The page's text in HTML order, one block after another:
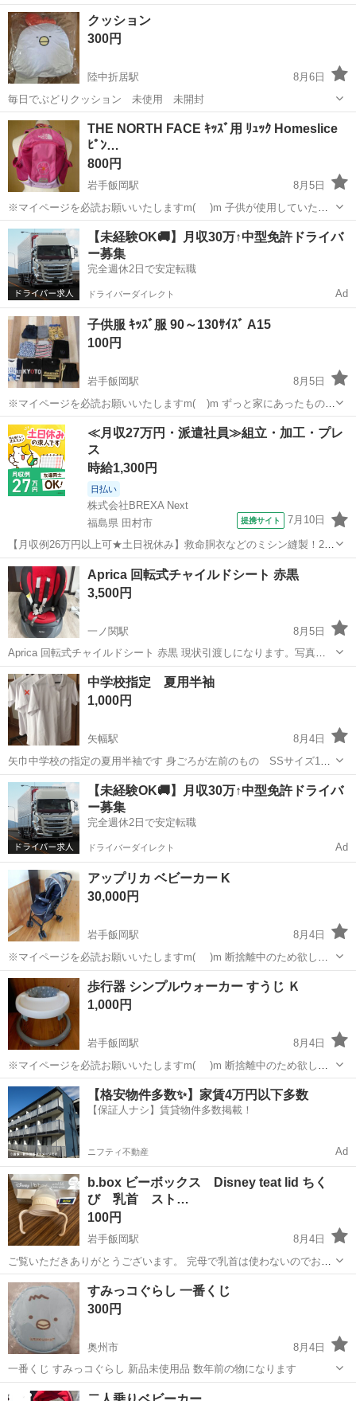
クッション
300円
陸中折居駅
8月6日
毎日でぶどりクッション 未使用 未開封
岩手 奥州市 ベビー用品
THE NORTH FACE ｷｯｽﾞ用 ﾘｭｯｸ Homeslice
ﾋﾟﾝ…
800円
岩手飯岡駅
8月5日
※マイページを必読お願いいたしますm(_ _)m 子供が使用していたの
で中古品です。 シミなどあるかもしれません。 欲しい方にお譲りしま
す。 よろしくお願いします(^-^) その他にも色々出品してい...
岩手 盛岡市 岩手飯岡駅 キッズ用品
【未経験OK🚚】月収30万↑中型免許ドライバ
ー募集
完全週休2日で安定転職
ドライバーダイレクト Ad
子供服 ｷｯｽﾞ服 90～130ｻｲｽﾞ A15
100円
岩手飯岡駅
8月5日
※マイページを必読お願いいたしますm(__)m ずっと家にあったもので
す。 断捨離中のため欲しい方にお譲りします。 よろしくお願いします
(^-^) その他にも色々出品していますのでよろしくお願いします...
岩手 盛岡市 岩手飯岡駅 キッズ用品
≪月収27万円・派遣社員≫組立・加工・プレ
ス
時給1,300円
日払い
株式会社BREXA Next
福島県 田村市
提携サイト 7月10日
【月収例26万円以上可★土日祝休み】救命胴衣などのミシン縫製！20
代～50代の男女大活躍中★日払い制度あり！マイカー通勤OK＆無料駐
車場完備！食堂利用可★交通費支給◎《福島県田村市》 人気の工場の
お仕事 ◇救命胴衣などのミ...
福島 田村市 その他
Aprica 回転式チャイルドシート 赤黒
3,500円
一ノ関駅
8月5日
Aprica 回転式チャイルドシート 赤黒 現状引渡しになります。写真に
て確認お願いします。 日焼け、傷、シール剥がれなどあります。 中古
品にご理解ある方お取引よろしくお願いします。 ご自身でカバー等洗
濯お願いします。 ...
岩手 一関市 一ノ関駅 ベビー用品
中学校指定 夏用半袖
1,000円
矢幅駅
8月4日
矢巾中学校の指定の夏用半袖です 身ごろが左前のもの SSサイズ1
枚・Sサイズ11枚 身ごろが右前のもの Sサイズ1枚 1枚のお値段が
1000円でございます used品ですが、まだまだ着られます used品にご
理解いただけます方へ
岩手 紫波郡 矢幅駅 子供用品 矢巾
【未経験OK🚚】月収30万↑中型免許ドライバ
ー募集
完全週休2日で安定転職
ドライバーダイレクト Ad
アップリカ ベビーカー K
30,000円
岩手飯岡駅
8月4日
※マイページを必読お願いいたしますm(_ _)m 断捨離中のため欲しい
方にお譲りします。 よろしくお願いします(^-^) その他にも色々出品し
ています、 おまとめ大歓迎です！
岩手 盛岡市 岩手飯岡駅 ベビー用品
歩行器 シンプルウォーカー すうじ Ｋ
1,000円
岩手飯岡駅
8月4日
※マイページを必読お願いいたしますm(_ _)m 断捨離中のため欲しい
方にお譲りします。 よろしくお願いします(^-^) シミあります。 その
他にも色々出品しています、 おまとめ大歓迎です！
岩手 盛岡市 岩手飯岡駅 ベビー用品
【格安物件多数✨】家賃4万円以下多数
【保証人ナシ】賃貸物件多数掲載！
ニフティ不動産 Ad
b.box ビーボックス Disney teat lid ちく
び 乳首 スト…
100円
岩手飯岡駅
8月4日
ご覧いただきありがとうございます。 完母で乳首は使わないのでお譲
りします。開封済みですが、こちやは使用しておりません。 ※値下げ
なし、幼い子どもがいるため、自宅前まで取りに来ていただける方限
定
岩手 盛岡市 岩手飯岡駅 ベビー用品
すみっコぐらし 一番くじ
300円
奥州市
8月4日
一番くじ すみっコぐらし 新品未使用品 数年前の物になります
岩手 奥州市 子供用品